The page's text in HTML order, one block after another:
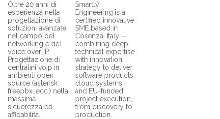
Oltre 20 anni di
esperienza nella
progettazione di
soluzioni avanzate
nel campo del
networking e del
voice over IP.
Progettazione di
centralini voip in
ambienti open
source (asterisk,
freepbx, ecc.) nella
massima
sicuerezza ed
affidabilità.
Smartly
Engineering is a
certified innovative
SME based in
Cosenza, Italy —
combining deep
technical expertise
with innovation
strategy to deliver
software products,
cloud systems,
and EU-funded
project execution,
from discovery to
production.